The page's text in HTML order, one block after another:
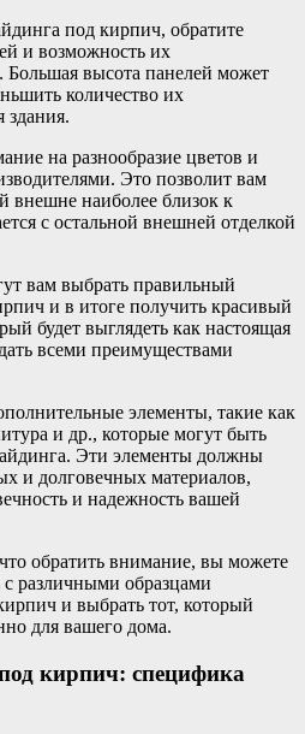
под кирпич, обратите
и возможность их
Большая высота панелей может
количество их
здания.
на разнообразие цветов и
Это позволит вам
внешне наиболее близок к
с остальной внешней отделкой
вам выбрать правильный
и в итоге получить красивый
будет выглядеть как настоящая
всеми преимуществами
элементы, такие как
и др., которые могут быть
Эти элементы должны
и долговечных материалов,
и надежность вашей
обратить внимание, вы можете
различными образцами
и выбрать тот, который
для вашего дома.
кирпич: специфика